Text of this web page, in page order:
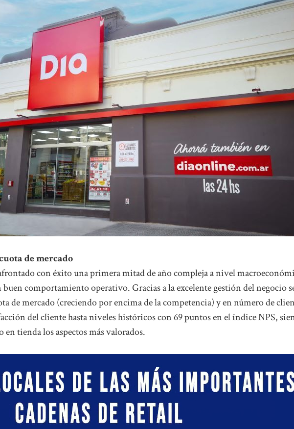
de mercado
con éxito una primera mitad de año compleja a nivel
buen comportamiento operativo. Gracias a la excelente gestión del negocio
de mercado (creciendo por encima de la competencia) y en número de
del cliente hasta niveles históricos con 69 puntos en el índice NPS,
tienda los aspectos más valorados.